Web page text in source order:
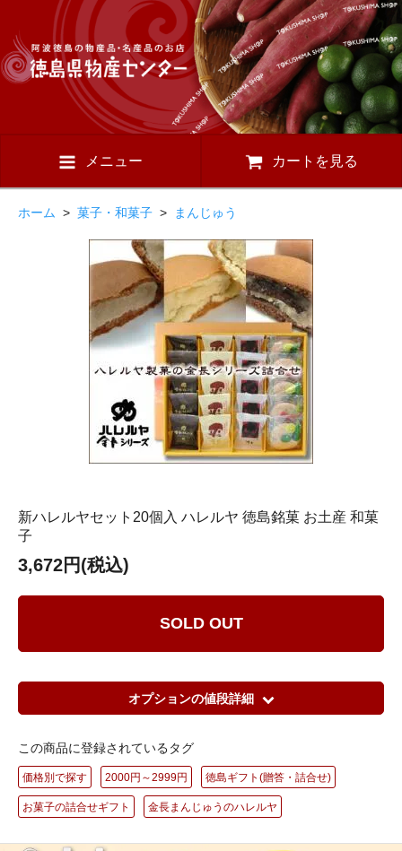
メニュー カートを見る
ホーム > 菓子・和菓子 > まんじゅう
新ハレルヤセット20個入 ハレルヤ 徳島銘菓 お土産 和菓
子
3,672円(税込)
SOLD OUT
オプションの値段詳細
この商品に登録されているタグ
価格別で探す 2000円～2999円 徳島ギフト(贈答・詰合せ)
お菓子の詰合せギフト 金長まんじゅうのハレルヤ